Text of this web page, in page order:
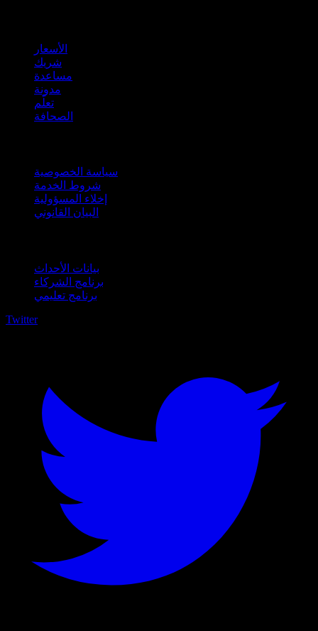
الأسعار
شريك
مساعدة
مدونة
تعلّم
الصحافة
سياسة الخصوصية
شروط الخدمة
إخلاء المسؤولية
البيان القانوني
بيانات الأحداث
برنامج الشركاء
برنامج تعليمي
Twitter